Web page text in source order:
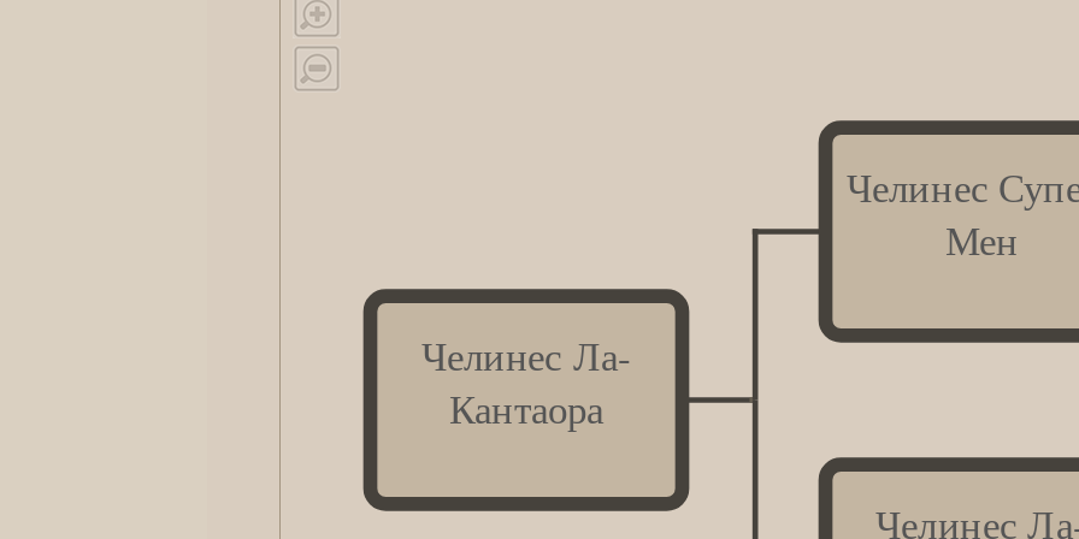
Челинес Ла-
Кантаора
Челинес
Челинес
Мен